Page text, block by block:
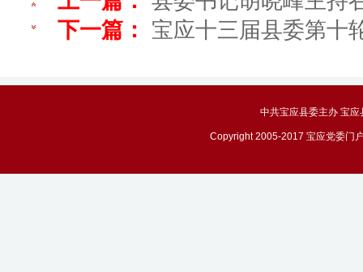
下一篇：
宝应十三届县委第十
中共宝应县委主办 宝
Copyright 2005-2017 宝应党委门